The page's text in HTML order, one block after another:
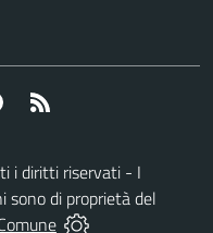
Telegram
i diritti riservati - I
di proprietà del